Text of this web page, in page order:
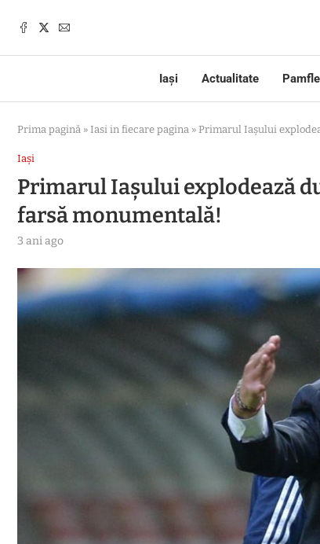
Iași Actualitate
Prima pagină » Iasi in fiecare pagina » Primarul Iașului
Iași
Primarul Iașului explodează
farsă monumentală!
3 ani ago